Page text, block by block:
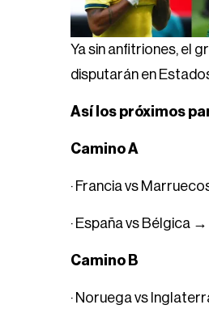
Ya sin anfitriones, el
disputarán en
Así los próximos
Camino A
· Francia vs
· España vs Bélgica
Camino B
· Noruega vs